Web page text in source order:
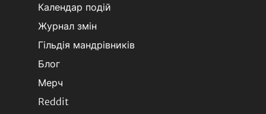
Календар подій
Журнал змін
Гільдія мандрівників
Блог
Мерч
Reddit